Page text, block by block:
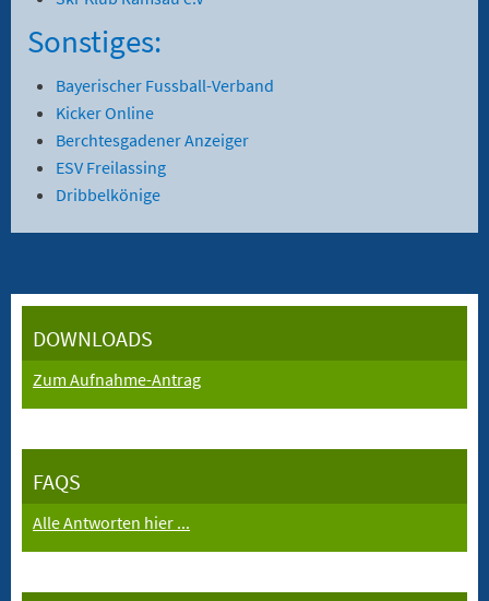
Sonstiges:
Bayerischer Fussball-Verband
Kicker Online
Berchtesgadener Anzeiger
ESV Freilassing
Dribbelkönige
DOWNLOADS
Zum Aufnahme-Antrag
FAQS
Alle Antworten hier ...